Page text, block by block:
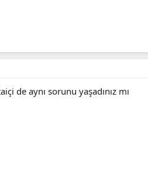
de aynı sorunu yaşadınız mı